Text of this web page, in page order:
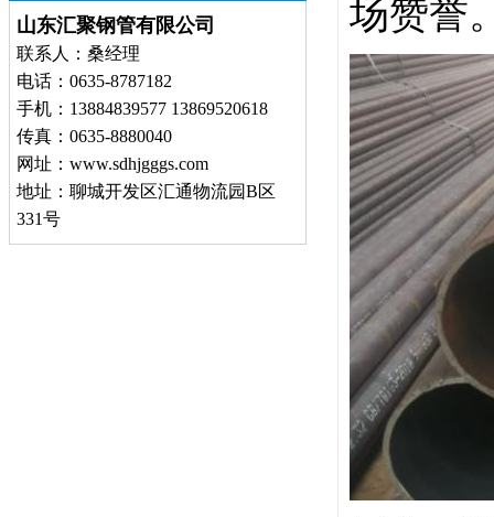
山东汇聚钢管有限公司
联系人：桑经理
电话：0635-8787182
手机：13884839577 13869520618
传真：0635-8880040
网址：www.sdhjgggs.com
地址：聊城开发区汇通物流园B区
331号
场赞誉